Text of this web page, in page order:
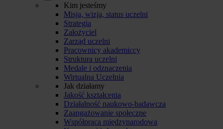
Kim jesteśmy
Misja, wizja, status uczelni
Strategia
Założyciel
Zarząd uczelni
Pracownicy akademiccy
Struktura uczelni
Medale i odznaczenia
Wirtualna Uczelnia
Jak działamy
Jakość kształcenia
Działalność naukowo-badawcza
Zaangażowanie społeczne
Współpraca międzynarodowa